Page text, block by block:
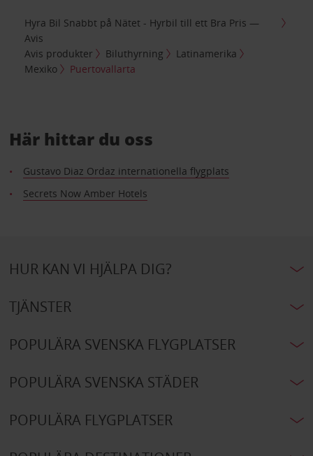
Hyra Bil Snabbt på Nätet - Hyrbil till ett Bra Pris —
Avis
Avis produkter
Biluthyrning
Latinamerika
Mexiko
Puertovallarta
Här hittar du oss
Gustavo Diaz Ordaz internationella flygplats
Secrets Now Amber Hotels
HUR KAN VI HJÄLPA DIG?
TJÄNSTER
POPULÄRA SVENSKA FLYGPLATSER
POPULÄRA SVENSKA STÄDER
POPULÄRA FLYGPLATSER